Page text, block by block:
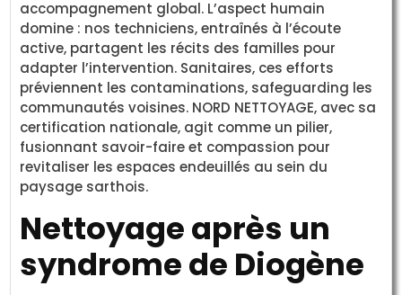
accompagnement global. L’aspect humain
domine : nos techniciens, entraînés à l’écoute
active, partagent les récits des familles pour
adapter l’intervention. Sanitaires, ces efforts
préviennent les contaminations, safeguarding les
communautés voisines. NORD NETTOYAGE, avec sa
certification nationale, agit comme un pilier,
fusionnant savoir-faire et compassion pour
revitaliser les espaces endeuillés au sein du
paysage sarthois.
Nettoyage après un
syndrome de Diogène